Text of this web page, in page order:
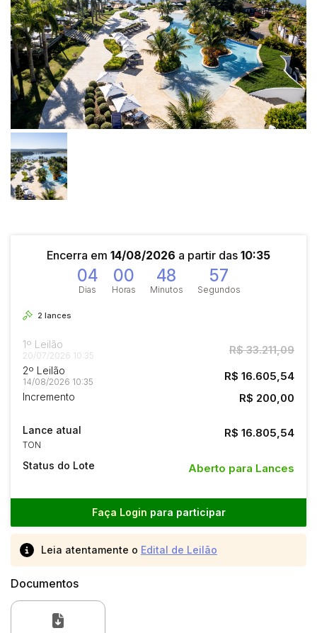
Encerra em 14/08/2026 a partir das 10:35
04
Dias
00
Horas
48
Minutos
57
Segundos
2 lances
1º Leilão
20/07/2026 10:35 R$ 33.211,09
2º Leilão
14/08/2026 10:35 R$ 16.605,54
Incremento R$ 200,00
Lance atual
TON
R$ 16.805,54
Status do Lote Aberto para Lances
Faça Login para participar
Leia atentamente o Edital de Leilão
Documentos